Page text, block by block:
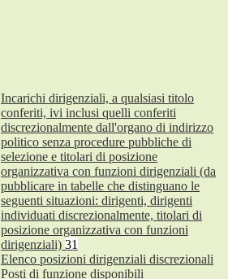
Incarichi dirigenziali, a qualsiasi titolo
conferiti, ivi inclusi quelli conferiti
discrezionalmente dall'organo di indirizzo
politico senza procedure pubbliche di
selezione e titolari di posizione
organizzativa con funzioni dirigenziali (da
pubblicare in tabelle che distinguano le
seguenti situazioni: dirigenti, dirigenti
individuati discrezionalmente, titolari di
posizione organizzativa con funzioni
dirigenziali) 31
Elenco posizioni dirigenziali discrezionali
Posti di funzione disponibili